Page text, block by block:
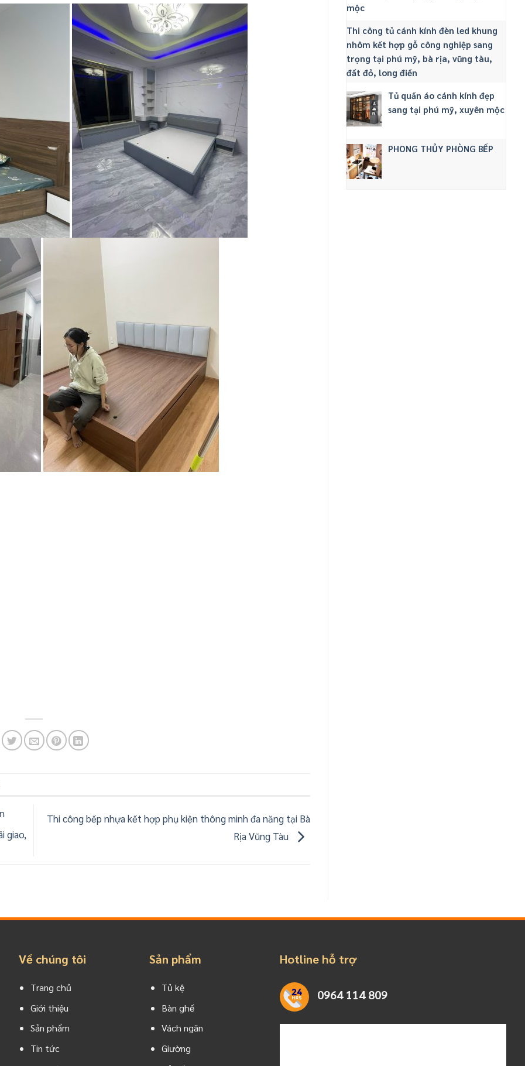
giao,
Thi công bếp nhựa kết hợp phụ kiện thông minh đa năng tại Bà
Rịa Vũng Tàu
mộc
Thi công tủ cánh kính đèn led khung
nhôm kết hợp gỗ công nghiệp sang
trọng tại phú mỹ, bà rịa, vũng tàu,
đất đỏ, long điền
Tủ quần áo cánh kính đẹp
sang tại phú mỹ, xuyên mộc
PHONG THỦY PHÒNG BẾP
Về chúng tôi
Trang chủ
Giới thiệu
Sản phẩm
Tin tức
Sản phẩm
Tủ kệ
Bàn ghế
Vách ngăn
Giường
Hotline hỗ trợ
0964 114 809